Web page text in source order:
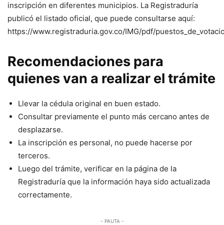
inscripción en diferentes municipios. La Registraduría
publicó el listado oficial, que puede consultarse aquí:
https://www.registraduria.gov.co/IMG/pdf/
Recomendaciones para
quienes van a realizar el trámite
Llevar la cédula original en buen estado.
Consultar previamente el punto más cercano antes de
desplazarse.
La inscripción es personal, no puede hacerse por
terceros.
Luego del trámite, verificar en la página de la
Registraduría que la información haya sido actualizada
correctamente.
- PAUTA -